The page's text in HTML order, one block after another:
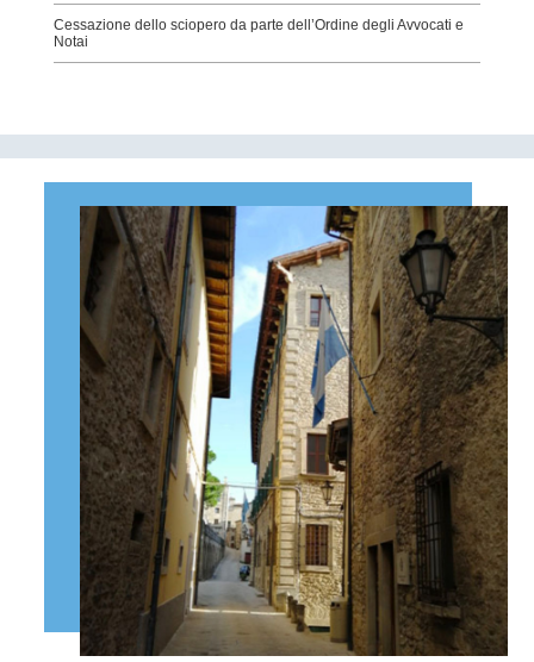
Cessazione dello sciopero da parte dell’Ordine degli Avvocati e
Notai